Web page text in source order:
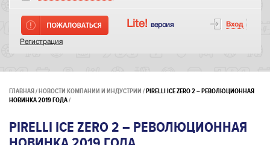
Lite! версия Вход
Регистрация
ГЛАВНАЯ НОВОСТИ КОМПАНИИ И ИНДУСТРИИ
PIRELLI ICE ZERO 2 – РЕВОЛЮЦИОННАЯ
НОВИНКА 2019 ГОДА
PIRELLI ICE ZERO 2 – РЕВОЛЮЦИОННАЯ